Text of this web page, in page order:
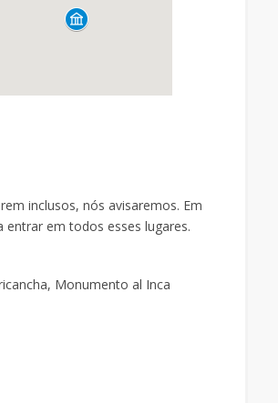
inclusos, nós avisaremos. Em
em todos esses lugares.
Monumento al Inca